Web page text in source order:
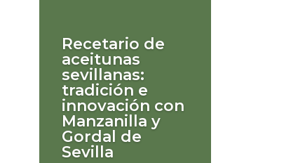
Recetario de
aceitunas
sevillanas:
tradición e
innovación con
Manzanilla y
Gordal de
Sevilla